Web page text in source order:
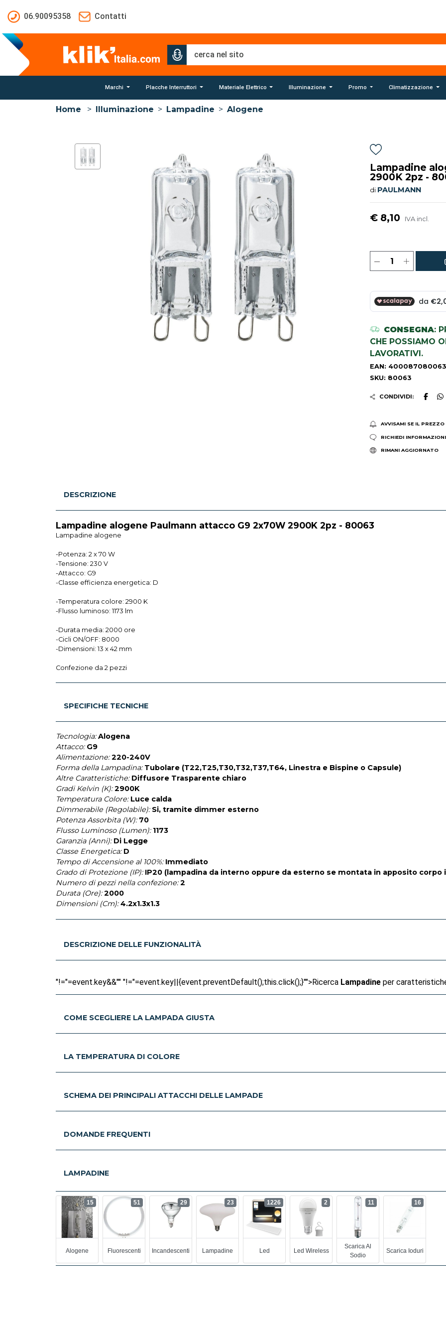
06.90095358
Contatti
Marchi Placche Interruttori Materiale Elettrico Illuminazione Promo Climatizzazione
Home > Illuminazione > Lampadine > Alogene
Lampadine
2900K 2pz -
di PAULMANN
€ 8,10 IVA incl.
CONSEGNA:
CHE POSSIAMO
LAVORATIVI.
EAN:
SKU: 80063
CONDIVIDI:
AVVISAMI SE IL PREZZO
RICHIEDI INFORMAZIONI
RIMANI AGGIORNATO
DESCRIZIONE
Lampadine alogene Paulmann attacco G9 2x70W 2900K 2pz - 80063
Lampadine alogene
-Potenza: 2 x 70 W
-Tensione: 230 V
-Attacco: G9
-Classe efficienza energetica: D
-Temperatura colore: 2900 K
-Flusso luminoso: 1173 lm
-Durata media: 2000 ore
-Cicli ON/OFF: 8000
-Dimensioni: 13 x 42 mm
Confezione da 2 pezzi
SPECIFICHE TECNICHE
Tecnologia: Alogena
Attacco: G9
Alimentazione: 220-240V
Forma della Lampadina: Tubolare (T22,T25,T30,T32,T37,T64, Linestra e Bispine o Capsule)
Altre Caratteristiche: Diffusore Trasparente chiaro
Gradi Kelvin (K): 2900K
Temperatura Colore: Luce calda
Dimmerabile (Regolabile): Si, tramite dimmer esterno
Potenza Assorbita (W): 70
Flusso Luminoso (Lumen): 1173
Garanzia (Anni): Di Legge
Classe Energetica: D
Tempo di Accensione al 100%: Immediato
Grado di Protezione (IP): IP20 (lampadina da interno oppure da esterno se montata in apposito corpo
Numero di pezzi nella confezione: 2
Durata (Ore): 2000
Dimensioni (Cm): 4.2x1.3x1.3
DESCRIZIONE DELLE FUNZIONALITÀ
"!="=event.key&&"" "!="=event.key||{event.preventDefault();this.click();}"">Ricerca Lampadine per
COME SCEGLIERE LA LAMPADA GIUSTA
LA TEMPERATURA DI COLORE
SCHEMA DEI PRINCIPALI ATTACCHI DELLE LAMPADE
DOMANDE FREQUENTI
LAMPADINE
Alogene
15
Fluorescenti
51
Incandescenti
29
Lampadine
23
Led
1226
Led Wireless
2
Scarica Al
Sodio
11
Scarica Ioduri
16